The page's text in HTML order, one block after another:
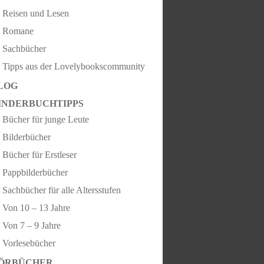
Reisen und Lesen
Romane
Sachbücher
Tipps aus der Lovelybookscommunity
Bücher für junge Leute
Bilderbücher
Bücher für Erstleser
Pappbilderbücher
Sachbücher für alle Altersstufen
Von 10 – 13 Jahre
Von 7 – 9 Jahre
Vorlesebücher